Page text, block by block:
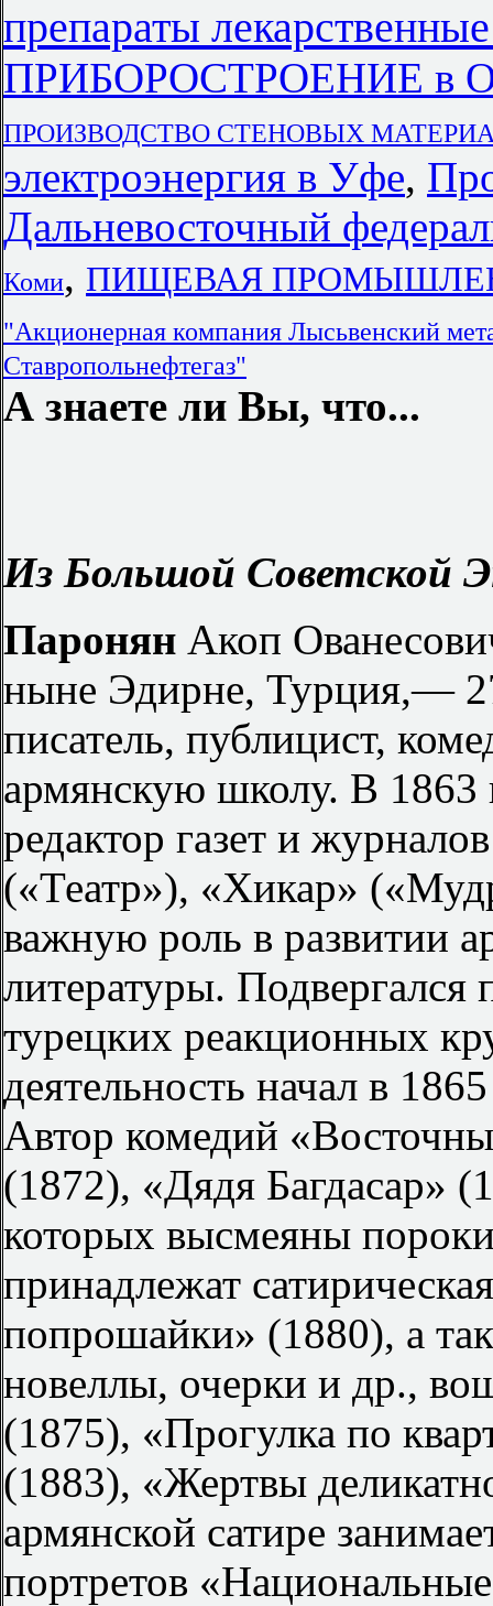
препараты
ПРИБОРОСТРОЕНИЕ в
ПРОИЗВОДСТВО СТЕНОВЫХ
электроэнергия в Уфе,
Дальневосточный
Коми, ПИЩЕВАЯ
"Акционерная компания Лысьвенский
Ставропольнефтегаз"
А знаете ли Вы, что...
Из Большой Советской
Паронян Акоп
ныне Эдирне, Турция,—
писатель, публицист,
армянскую школу. В 1863
редактор газет и
(«Театр»), «Хикар»
важную роль в развитии
литературы. Подвергался
турецких реакционных
деятельность начал в
Автор комедий
(1872), «Дядя Багдасар»
которых высмеяны
принадлежат
попрошайки» (1880), а
новеллы, очерки и др.,
(1875), «Прогулка по
(1883), «Жертвы
армянской сатире
портретов